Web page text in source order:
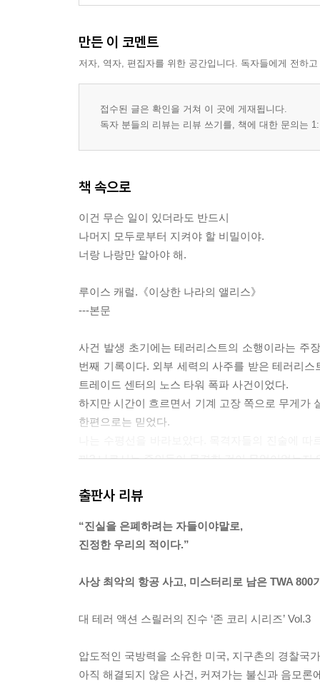
만든 이 코멘트
저자, 역자, 편집자를 위한 공간입니다. 독자들에게 전하
접수된 글은 확인을 거쳐 이 곳에 게재됩니다.
독자 분들의 리뷰는 리뷰 쓰기를, 책에 대한 문의는
책 속으로
이건 무슨 일이 있더라도 반드시
나머지 모두로부터 지켜야 할 비밀이야.
너랑 나랑만 알아야 해.
루이스 캐럴.《이상한 나라의 앨리스》
---본문
사건 발생 초기에는 테러리스트의 소행이라는 주
번째 기록이다. 외부 세력의 사주를 받은 테러리
트레이드 센터의 노스 타워 폭파 사건이었다.
하지만 시간이 흐르면서 기계 고장 쪽으로 무게가
한편으로는 믿었다.
까? 나로서는 증인들이 목격한 것이 무엇이었는
---본문
이 사건의 진실을 추구하려는 사람은 누구든 위
전자기파, 연료와 공기의 위험한 혼합, 그리고 시
나와 케이트, 혹은 정부 안팎의 몇몇 사람들에 대한
며 하염없이 바닷속으로 걸어 들어가던 사람들,
사고든 범죄든 어떤 사회가 그 구성원들의 예기
출판사 리뷰
“진실을 은폐하려는 자들이야말로,
진정한 우리의 적이다.”
사상 최악의 항공 사고, 미스터리로 남은 TWA 800
대 테러 액션 스릴러의 진수 ‘존 코리 시리즈’ Vol.3
압도적인 국방력을 소유한 미국, 지구촌의 경찰국
아직 해결되지 않은 사건, 커져가는 불신과 음모론